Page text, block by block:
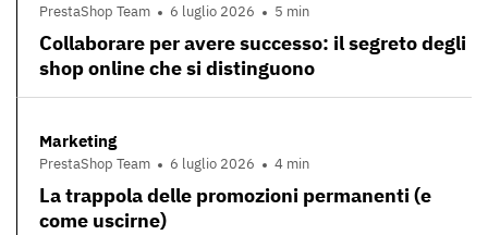
PrestaShop Team 6 luglio 2026 5 min
Collaborare per avere successo: il segreto degli
shop online che si distinguono
Marketing
PrestaShop Team 6 luglio 2026 4 min
La trappola delle promozioni permanenti (e
come uscirne)